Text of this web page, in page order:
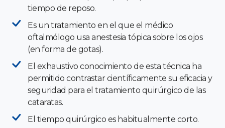
tiempo de reposo.
Es un tratamiento en el que el médico
oftalmólogo usa anestesia tópica sobre los ojos
(en forma de gotas).
El exhaustivo conocimiento de esta técnica ha
permitido contrastar científicamente su eficacia y
seguridad para el tratamiento quirúrgico de las
cataratas.
El tiempo quirúrgico es habitualmente corto.